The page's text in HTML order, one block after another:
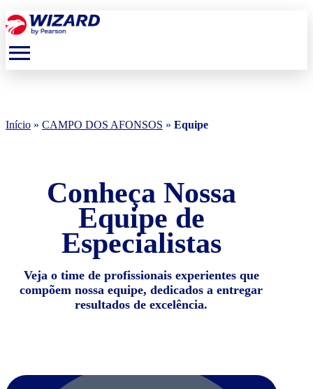
menu
Início » CAMPO DOS AFONSOS » Equipe
Conheça Nossa
Equipe de
Especialistas
Veja o time de profissionais experientes que
compõem nossa equipe, dedicados a entregar
resultados de excelência.